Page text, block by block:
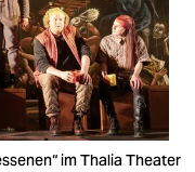
im Thalia Theater